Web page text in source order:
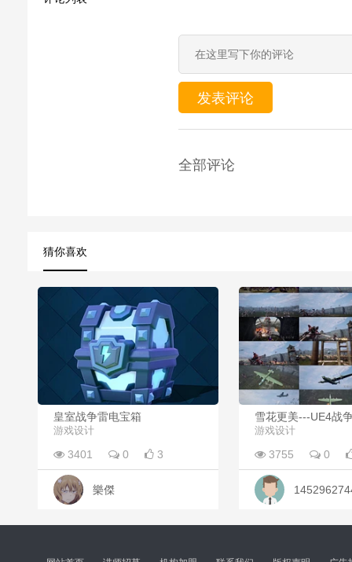
发表评论
全部评论
猜你喜欢
皇室战争雷电宝箱
游戏设计
3401 0 3
樂傑
雪花更美---UE4战
游戏设计
3755 0